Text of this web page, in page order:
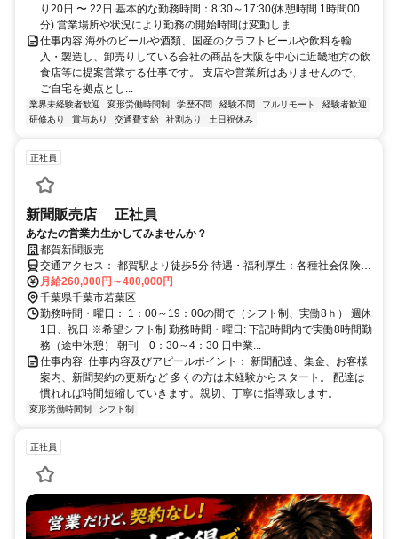
り20日 〜 22日 基本的な勤務時間：8:30～17:30(休憩時間 1時間00
分) 営業場所や状況により勤務の開始時間は変動しま...
仕事内容 海外のビールや酒類、国産のクラフトビールや飲料を輸
入・製造し、卸売りしている会社の商品を大阪を中心に近畿地方の飲
食店等に提案営業する仕事です。 支店や営業所はありませんので、
ご自宅を拠点とし...
業界未経験者歓迎 変形労働時間制 学歴不問 経験不問 フルリモート
経験者歓迎
研修あり
賞与あり 交通費支給 社割あり 土日祝休み
正社員
新聞販売店 正社員
あなたの営業力生かしてみませんか？
都賀新聞販売
交通アクセス： 都賀駅より徒歩5分 待遇・福利厚生：各種社会保険完
備、会社負担高利率の大型積立制度有
月給260,000円～400,000円
千葉県千葉市若葉区
勤務時間・曜日： 1：00～19：00の間で（シフト制、実働8ｈ） 週休
1日、祝日 ※希望シフト制 勤務時間・曜日: 下記時間内で実働8時間勤
務（途中休憩） 朝刊 0：30～4：30 日中業...
仕事内容: 仕事内容及びアピールポイント： 新聞配達、集金、お客様
案内、新聞契約の更新など 多くの方は未経験からスタート。 配達は
慣れれば時間短縮していきます。親切、丁寧に指導致します。
変形労働時間制 シフト制
正社員